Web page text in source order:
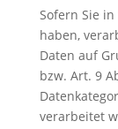
Sofern Sie
haben,
Daten auf
bzw. Art. 9
verarbeitet